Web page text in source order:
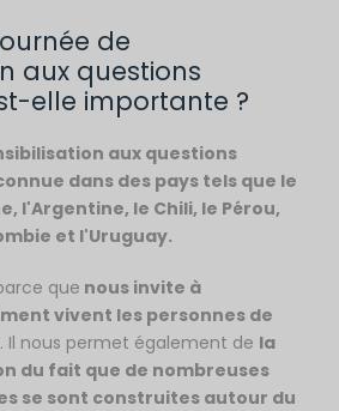
de
aux questions
elle importante ?
aux questions
dans des pays tels que le
l'Argentine, le Chili, le Pérou,
et l'Uruguay.
que nous invite à
vivent les personnes de
. Il nous permet également de la
du fait que de nombreuses
se sont construites autour du